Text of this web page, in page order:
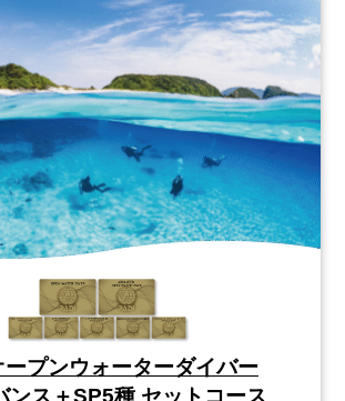
ープンウォーターダイバー
ンス＋SP5種 セットコース